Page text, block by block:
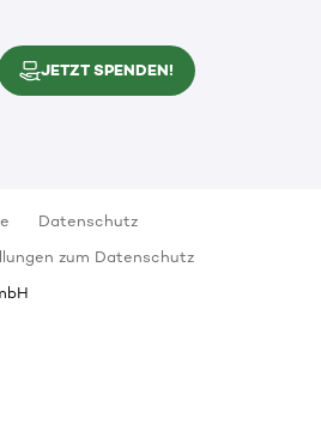
JETZT SPENDEN!
Datenschutz
zum Datenschutz